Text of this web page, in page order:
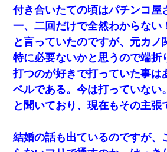
付き合いたての頃はパチンコ屋
一、二回だけで全然わからない
と言っていたのですが、元カノ
特に必要ないかと思うので端折
打つのが好きで打っていた事は
ベルである。今は打っていない。
と聞いており、現在もその主張
結婚の話も出ているのですが、